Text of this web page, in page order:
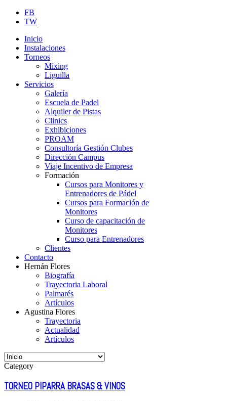
FB
TW
Inicio
Instalaciones
Torneos
Mixing
Liguilla
Servicios
Galería
Escuela de Padel
Alquiler de Pistas
Clinics
Exhibiciones
PROAM
Consultoría Gestión Clubes
Dirección Campus
Viaje Incentivo de Empresa
Formación
Cursos para Monitores y
Entrenadores de Pádel
Cursos para Formación de
Monitores
Curso de capacitación de
Monitores
Curso para Entrenadores
Clientes
Contacto
Hernán Flores
Biografía
Trayectoria Laboral
Palmarés
Artículos
Agustina Flores
Trayectoria
Actualidad
Artículos
Category
TORNEO PIPARRA BRASAS & VINOS